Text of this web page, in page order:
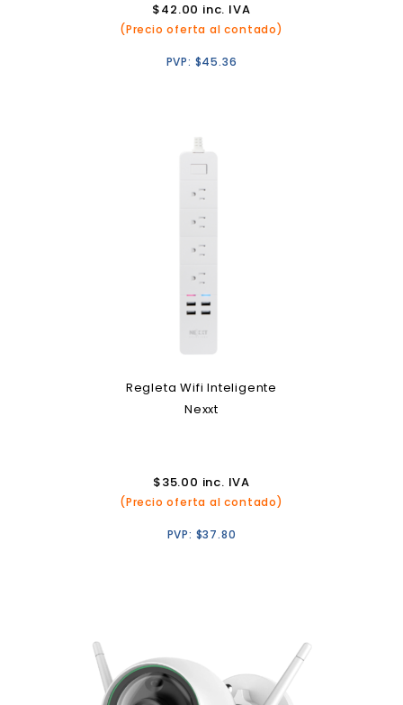
$42.00 inc. IVA
(Precio oferta al contado)
PVP: $45.36
Regleta Wifi Inteligente
Nexxt
$35.00 inc. IVA
(Precio oferta al contado)
PVP: $37.80